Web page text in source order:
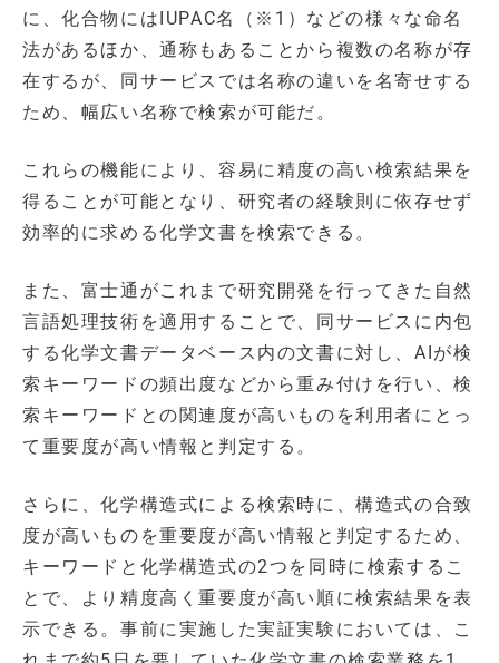
に、化合物にはIUPAC名（※1）などの様々な命名
法があるほか、通称もあることから複数の名称が存
在するが、同サービスでは名称の違いを名寄せする
ため、幅広い名称で検索が可能だ。
これらの機能により、容易に精度の高い検索結果を
得ることが可能となり、研究者の経験則に依存せず
効率的に求める化学文書を検索できる。
また、富士通がこれまで研究開発を行ってきた自然
言語処理技術を適用することで、同サービスに内包
する化学文書データベース内の文書に対し、AIが検
索キーワードの頻出度などから重み付けを行い、検
索キーワードとの関連度が高いものを利用者にとっ
て重要度が高い情報と判定する。
さらに、化学構造式による検索時に、構造式の合致
度が高いものを重要度が高い情報と判定するため、
キーワードと化学構造式の2つを同時に検索するこ
とで、より精度高く重要度が高い順に検索結果を表
示できる。事前に実施した実証実験においては、こ